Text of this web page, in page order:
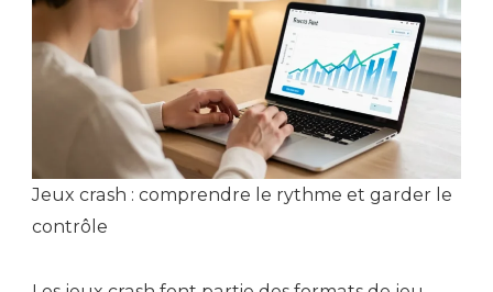
Jeux crash : comprendre le rythme et garder le
contrôle